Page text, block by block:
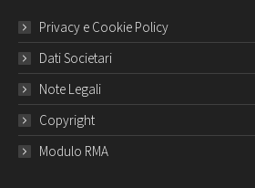
Privacy e Cookie Policy
Dati Societari
Note Legali
Copyright
Modulo RMA